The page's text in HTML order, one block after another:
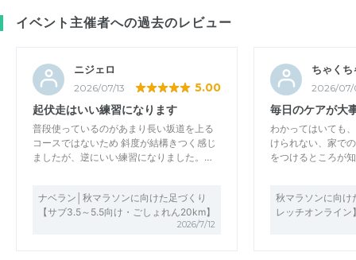
イベント主催者への過去のレビュー
ニジェロ
2026/07/13 5.00
起伏走はいい練習になります
普段使っているのがあまり長い坂道を上る
コースではないため 斜度が結構きつく感じ
ましたが、逆にいい練習になりました。…
ナベラン│秋マラソンに向けた足づくり
【サブ3.5～5.5向け・ごしょれん20km】
2026/7/12
ちゃくち
2026/
毎日のケアが大
わかってはいても
けられない、家で
をつけるところが
秋マラソンに向
レッチオンライン